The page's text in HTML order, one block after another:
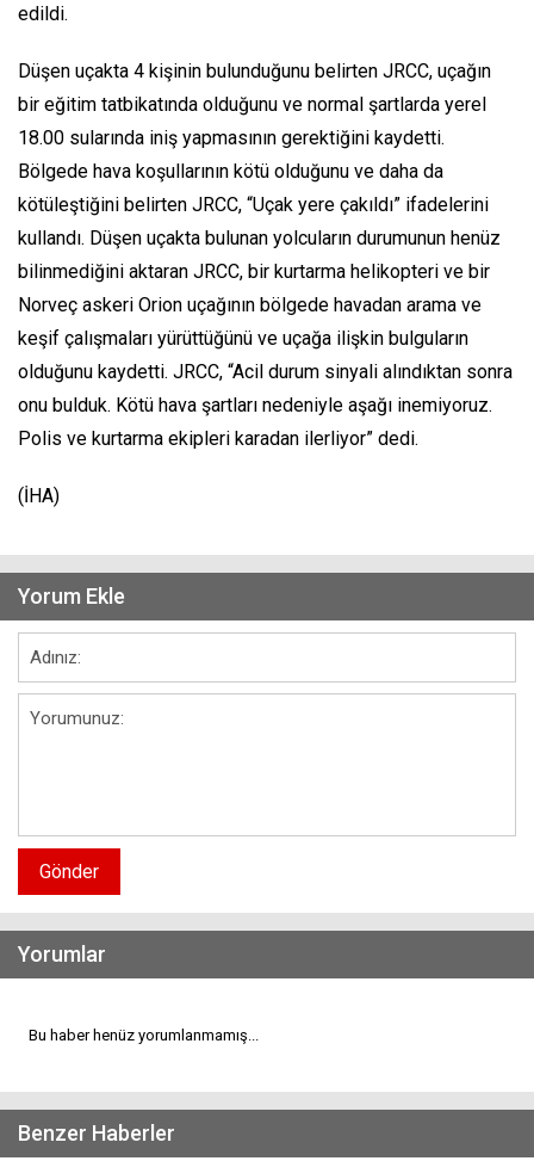
edildi.
Düşen uçakta 4 kişinin bulunduğunu belirten JRCC, uçağın
bir eğitim tatbikatında olduğunu ve normal şartlarda yerel
18.00 sularında iniş yapmasının gerektiğini kaydetti.
Bölgede hava koşullarının kötü olduğunu ve daha da
kötüleştiğini belirten JRCC, “Uçak yere çakıldı” ifadelerini
kullandı. Düşen uçakta bulunan yolcuların durumunun henüz
bilinmediğini aktaran JRCC, bir kurtarma helikopteri ve bir
Norveç askeri Orion uçağının bölgede havadan arama ve
keşif çalışmaları yürüttüğünü ve uçağa ilişkin bulguların
olduğunu kaydetti. JRCC, “Acil durum sinyali alındıktan sonra
onu bulduk. Kötü hava şartları nedeniyle aşağı inemiyoruz.
Polis ve kurtarma ekipleri karadan ilerliyor” dedi.
(İHA)
Yorum Ekle
Gönder
Yorumlar
Bu haber henüz yorumlanmamış...
Benzer Haberler